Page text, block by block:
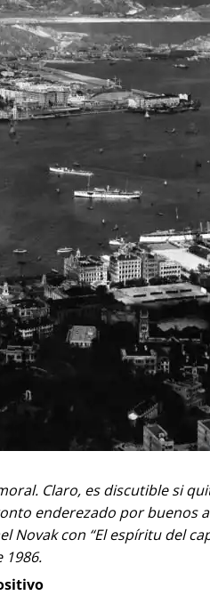
Claro, es discutible si
enderezado por buenos
Novak con “El espíritu del
1986.